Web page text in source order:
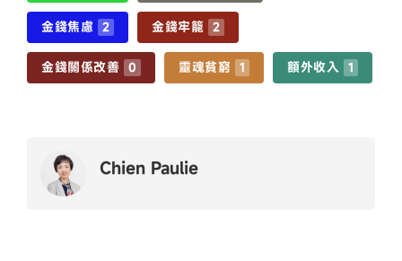
金錢焦慮 2 金錢牢籠 2
金錢關係改善 0 靈魂貧窮 1 額外收入 1
Chien Paulie